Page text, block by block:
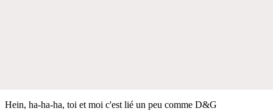
Hein, ha-ha-ha, toi et moi c'est lié un peu comme D&G